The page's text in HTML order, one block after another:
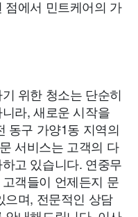
점에서 민트케어의 가
위한 청소는 단순히
라, 새로운 시작을
동구 가양1동 지역의
서비스는 고객의 다
고 있습니다. 연중무
객들이 언제든지 문
으며, 전문적인 상담